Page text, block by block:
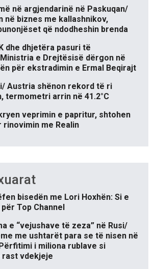
në argjendarinë në Paskuqan/
në biznes me kallashnikov,
që ndodheshin brenda
dhe dhjetëra pasuri të
e Drejtësisë dërgon në
për ekstradimin e Ermal Beqirajt
Austria shënon rekord të ri
termometri arrin në 41.2°C
veprimin e papritur, shtohen
me Realin
bisedën me Lori Hoxhën: Si e
Top Channel
e “vejushave të zeza” në Rusi/
me ushtarët para se të nisen në
i miliona rublave si
rast vdekjeje